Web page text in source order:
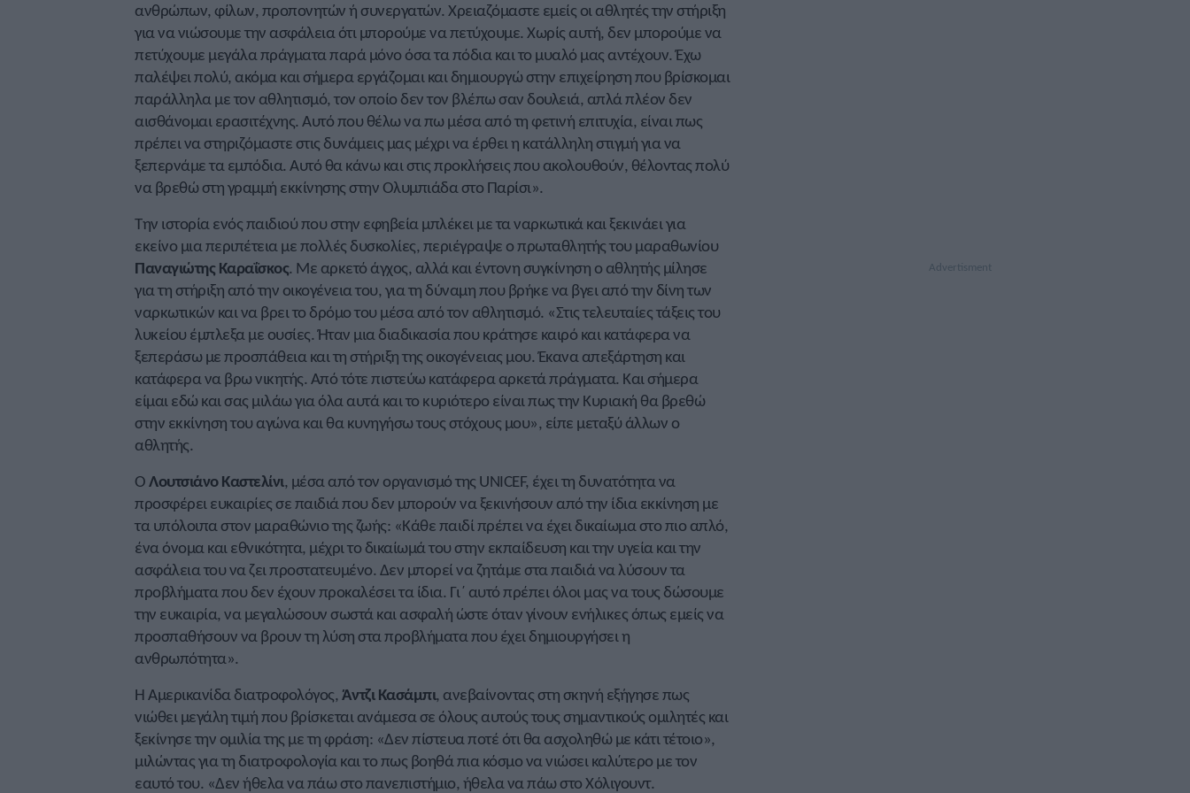
ανθρώπων, φίλων, προπονητών ή συνεργατών. Χρειαζόμαστε εμείς οι αθλητές την στήριξη
για να νιώσουμε την ασφάλεια ότι μπορούμε να πετύχουμε. Χωρίς αυτή, δεν μπορούμε να
πετύχουμε μεγάλα πράγματα παρά μόνο όσα τα πόδια και το μυαλό μας αντέχουν. Έχω
παλέψει πολύ, ακόμα και σήμερα εργάζομαι και δημιουργώ στην επιχείρηση που βρίσκομαι
παράλληλα με τον αθλητισμό, τον οποίο δεν τον βλέπω σαν δουλειά, απλά πλέον δεν
αισθάνομαι ερασιτέχνης. Αυτό που θέλω να πω μέσα από τη φετινή επιτυχία, είναι πως
πρέπει να στηριζόμαστε στις δυνάμεις μας μέχρι να έρθει η κατάλληλη στιγμή για να
ξεπερνάμε τα εμπόδια. Αυτό θα κάνω και στις προκλήσεις που ακολουθούν, θέλοντας πολύ
να βρεθώ στη γραμμή εκκίνησης στην Ολυμπιάδα στο Παρίσι».
Την ιστορία ενός παιδιού που στην εφηβεία μπλέκει με τα ναρκωτικά και ξεκινάει για
εκείνο μια περιπέτεια με πολλές δυσκολίες, περιέγραψε ο πρωταθλητής του μαραθωνίου
Παναγιώτης Καραΐσκος. Με αρκετό άγχος, αλλά και έντονη συγκίνηση ο αθλητής μίλησε
για τη στήριξη από την οικογένεια του, για τη δύναμη που βρήκε να βγει από την δίνη των
ναρκωτικών και να βρει το δρόμο του μέσα από τον αθλητισμό. «Στις τελευταίες τάξεις του
λυκείου έμπλεξα με ουσίες. Ήταν μια διαδικασία που κράτησε καιρό και κατάφερα να
ξεπεράσω με προσπάθεια και τη στήριξη της οικογένειας μου. Έκανα απεξάρτηση και
κατάφερα να βρω νικητής. Από τότε πιστεύω κατάφερα αρκετά πράγματα. Και σήμερα
είμαι εδώ και σας μιλάω για όλα αυτά και το κυριότερο είναι πως την Κυριακή θα βρεθώ
στην εκκίνηση του αγώνα και θα κυνηγήσω τους στόχους μου», είπε μεταξύ άλλων ο
αθλητής.
ΟΛουτσιάνο Καστελίνι, μέσα από τον οργανισμό της UNICEF, έχει τη δυνατότητα να
προσφέρει ευκαιρίες σε παιδιά που δεν μπορούν να ξεκινήσουν από την ίδια εκκίνηση με
τα υπόλοιπα στον μαραθώνιο της ζωής: «Κάθε παιδί πρέπει να έχει δικαίωμα στο πιο απλό,
ένα όνομα και εθνικότητα, μέχρι το δικαίωμά του στην εκπαίδευση και την υγεία και την
ασφάλεια του να ζει προστατευμένο. Δεν μπορεί να ζητάμε στα παιδιά να λύσουν τα
προβλήματα που δεν έχουν προκαλέσει τα ίδια. Γι΄ αυτό πρέπει όλοι μας να τους δώσουμε
την ευκαιρία, να μεγαλώσουν σωστά και ασφαλή ώστε όταν γίνουν ενήλικες όπως εμείς να
προσπαθήσουν να βρουν τη λύση στα προβλήματα που έχει δημιουργήσει η
ανθρωπότητα».
Η Αμερικανίδα διατροφολόγος,Άντζι Κασάμπι, ανεβαίνοντας στη σκηνή εξήγησε πως
νιώθει μεγάλη τιμή που βρίσκεται ανάμεσα σε όλους αυτούς τους σημαντικούς ομιλητές και
ξεκίνησε την ομιλία της με τη φράση: «Δεν πίστευα ποτέ ότι θα ασχοληθώ με κάτι τέτοιο»,
μιλώντας για τη διατροφολογία και το πως βοηθά πια κόσμο να νιώσει καλύτερο με τον
εαυτό του. «Δεν ήθελα να πάω στο πανεπιστήμιο, ήθελα να πάω στο Χόλιγουντ.